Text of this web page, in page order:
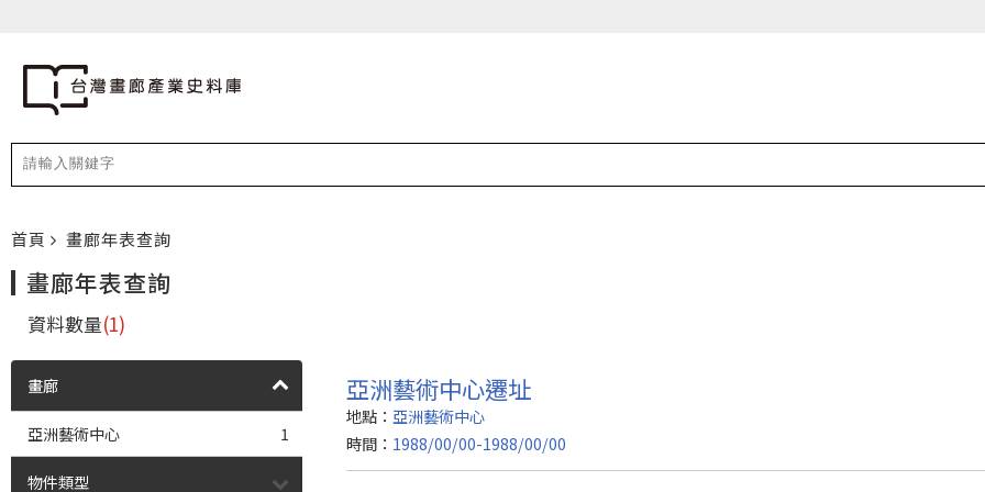
首頁 畫廊年表查詢
畫廊年表查詢
資料數量(1)
畫廊
亞洲藝術中心 1
物件類型
亞洲藝術中心遷址
地點： 亞洲藝術中心
時間： 1988/00/00-1988/00/00